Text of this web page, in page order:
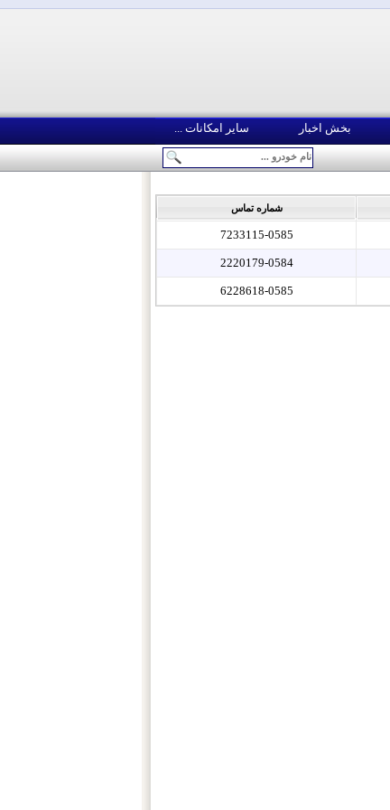
بخش اخبار
سایر امکانات ...
شماره تماس
7233115-0585
2220179-0584
6228618-0585